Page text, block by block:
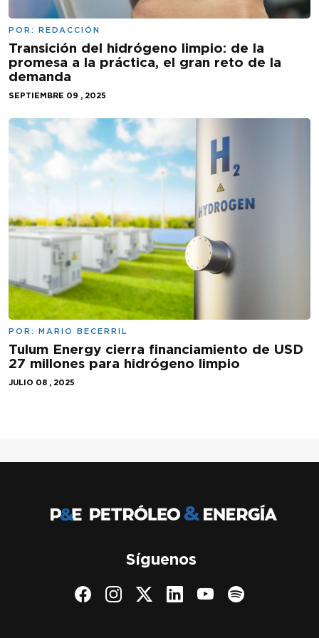
POR: REDACCIÓN
Transición del hidrógeno limpio: de la
promesa a la práctica, el gran reto de la
demanda
SEPTIEMBRE 09 , 2025
POR: MARIO BECERRIL
Tulum Energy cierra financiamiento de USD
27 millones para hidrógeno limpio
JULIO 08 , 2025
Síguenos